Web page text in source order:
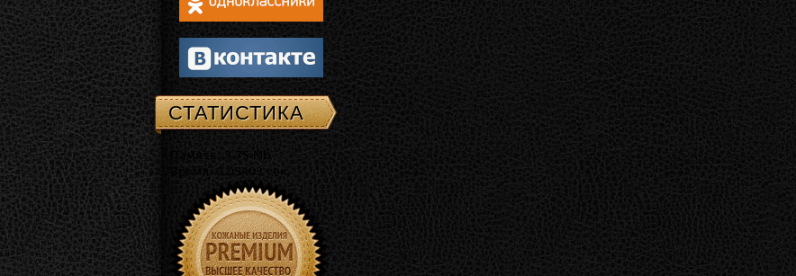
СТАТИСТИКА
Память: 3.75 Mb
Время: 0.03403 сек.